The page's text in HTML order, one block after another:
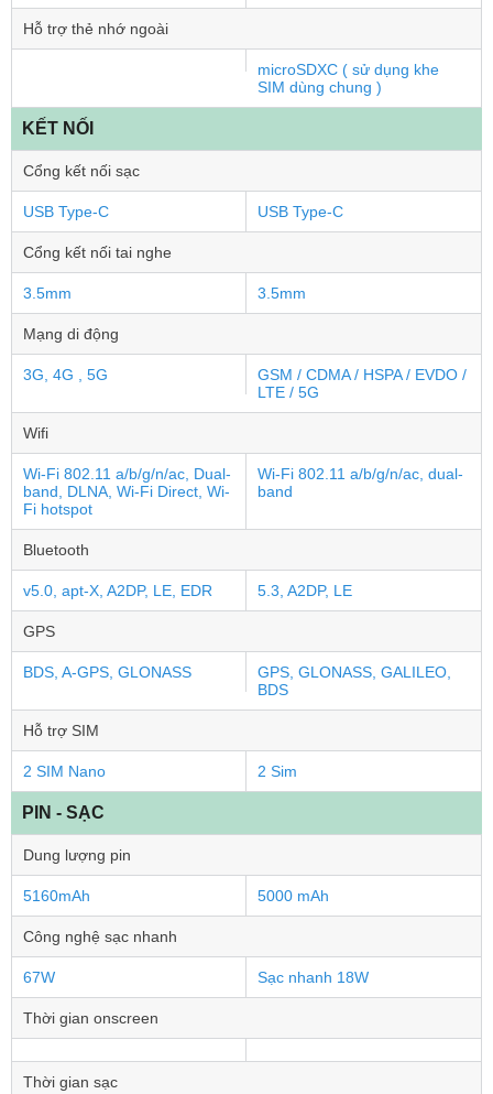
Hỗ trợ thẻ nhớ ngoài
microSDXC ( sử dụng khe
SIM dùng chung )
KẾT NỐI
Cổng kết nối sạc
USB Type-C USB Type-C
Cổng kết nối tai nghe
3.5mm 3.5mm
Mạng di động
3G, 4G , 5G
GSM / CDMA / HSPA / EVDO /
LTE / 5G
Wifi
Wi-Fi 802.11 a/b/g/n/ac, Dual-
band, DLNA, Wi-Fi Direct, Wi-
Fi hotspot
Wi-Fi 802.11 a/b/g/n/ac, dual-
band
Bluetooth
v5.0, apt-X, A2DP, LE, EDR 5.3, A2DP, LE
GPS
BDS, A-GPS, GLONASS
GPS, GLONASS, GALILEO,
BDS
Hỗ trợ SIM
2 SIM Nano 2 Sim
PIN - SẠC
Dung lượng pin
5160mAh 5000 mAh
Công nghệ sạc nhanh
67W Sạc nhanh 18W
Thời gian onscreen
Thời gian sạc